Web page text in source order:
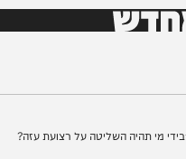
בידי מי תהיה השליטה על רצועת עזה?